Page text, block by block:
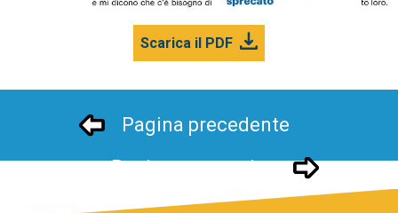
Scarica il PDF
Pagina precedente
Pagina successivo